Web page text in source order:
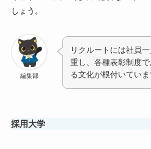
しょう。
編集部
リクルートには社員
重し、各種表彰制度
る文化が根付いていま
採用大学